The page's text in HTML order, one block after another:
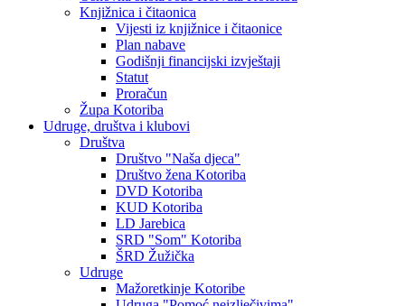
Knjižnica i čitaonica
Vijesti iz knjižnice i čitaonice
Plan nabave
Godišnji financijski izvještaji
Statut
Proračun
Župa Kotoriba
Udruge, društva i klubovi
Društva
Društvo "Naša djeca"
Društvo žena Kotoriba
DVD Kotoriba
KUD Kotoriba
LD Jarebica
SRD "Som" Kotoriba
ŠRD Žužička
Udruge
Mažoretkinje Kotoribe